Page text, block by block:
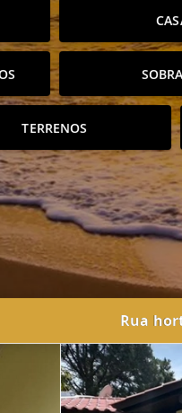
TERRENOS
Rua